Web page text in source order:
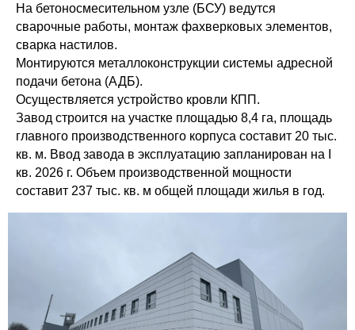
На бетоносмесительном узле (БСУ) ведутся
сварочные работы, монтаж фахверковых элементов,
сварка настилов.
Монтируются металлоконструкции системы адресной
подачи бетона (АДБ).
Осуществляется устройство кровли КПП.
Завод строится на участке площадью 8,4 га, площадь
главного производственного корпуса составит 20 тыс.
кв. м. Ввод завода в эксплуатацию запланирован на I
кв. 2026 г. Объем производственной мощности
составит 237 тыс. кв. м общей площади жилья в год.